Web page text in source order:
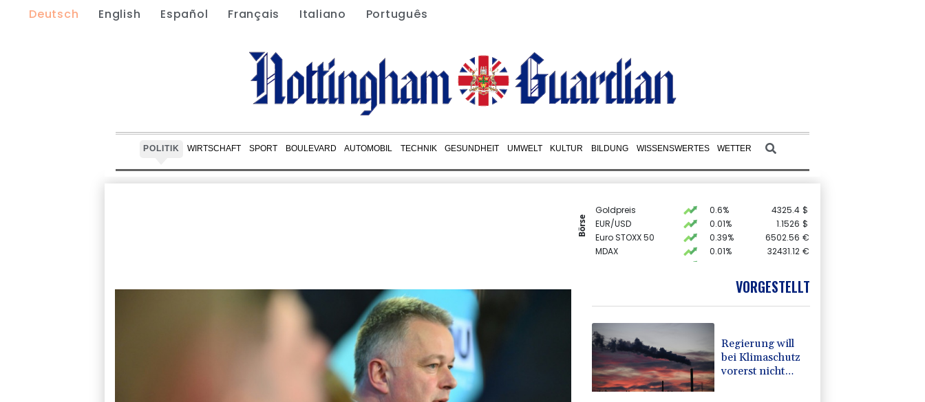
Deutsch English Español Français Italiano Português
POLITIK WIRTSCHAFT SPORT BOULEVARD AUTOMOBIL TECHNIK GESUNDHEIT UMWELT KULTUR BILDUNG WISSENSWERTES WETTER
Börse
Goldpreis 0.6% 4325.4 $
EUR/USD
0.01% 1.1526 $
Euro STOXX 50
0.39% 6502.56 €
MDAX
0.01% 32431.12 €
4000.99 €
26140.13 €
VORGESTELLT
Regierung will
bei Klimaschutz
vorerst nicht